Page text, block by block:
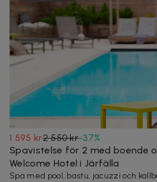
1 595 kr2 550 kr-37%
Spavistelse för 2 med boende
Welcome Hotel i Järfälla
Spa med pool, bastu, jacuzzi och